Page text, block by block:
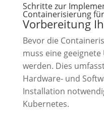
Schritte zur
Containerisierung
Vorbereitung
Bevor die
muss eine
werden. Dies
Hardware- und
Installation
Kubernetes.